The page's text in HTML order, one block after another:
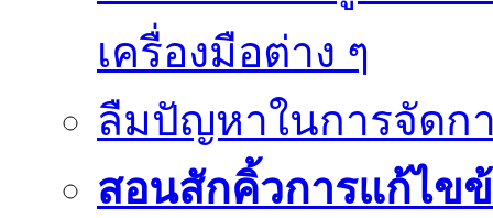
เครื่องมือต่าง ๆ
ลืมปัญหาในการจัดก
สอนสักคิ้วการแก้ไข